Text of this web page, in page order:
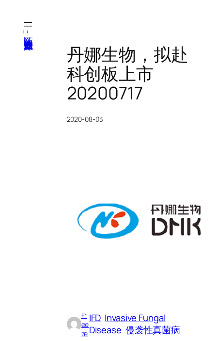
丹娜生物，拟赴
科创板上市
20200717
2020-08-03
Fr
ee
ze
IFD Invasive Fungal
Disease 侵袭性真菌病